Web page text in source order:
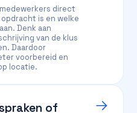
direct
is en welke
Denk aan
van de klus
Daardoor
voorbereid en
locatie.
of